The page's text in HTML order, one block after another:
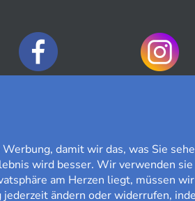
damit wir das, was Sie
wird besser. Wir verwenden
am Herzen liegt, müssen
ändern oder widerrufen,